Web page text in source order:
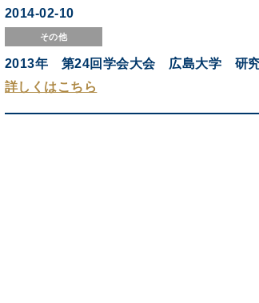
2014-02-10
その他
2013年 第24回学会大会 広島大学 研究
詳しくはこちら